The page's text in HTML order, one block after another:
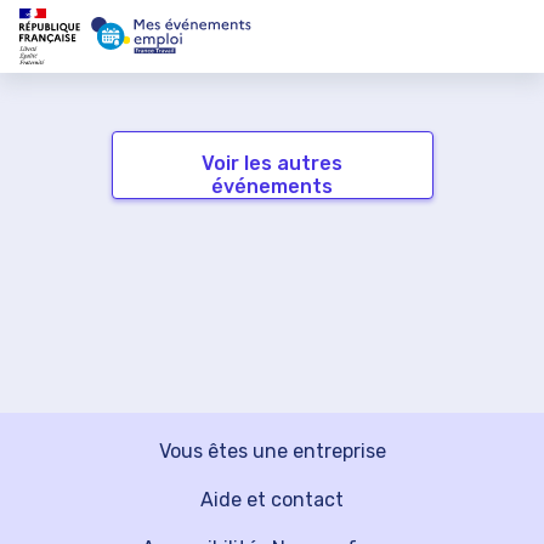
Voir les autres
événements
Vous êtes une entreprise
Aide et contact